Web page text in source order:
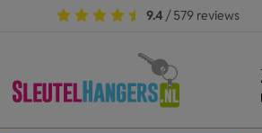
9.4 / 579 reviews